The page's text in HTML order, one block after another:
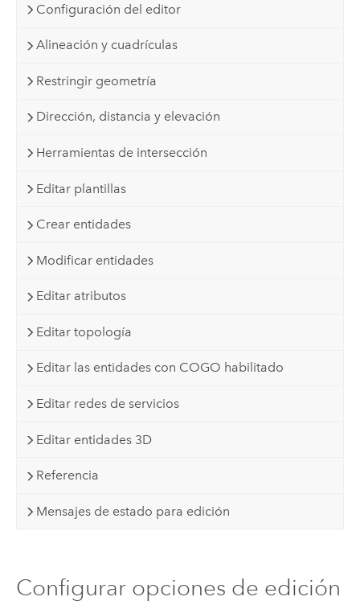
Configuración del editor
Alineación y cuadrículas
Restringir geometría
Dirección, distancia y elevación
Herramientas de intersección
Editar plantillas
Crear entidades
Modificar entidades
Editar atributos
Editar topología
Editar las entidades con COGO habilitado
Editar redes de servicios
Editar entidades 3D
Referencia
Mensajes de estado para edición
Configurar opciones de edición